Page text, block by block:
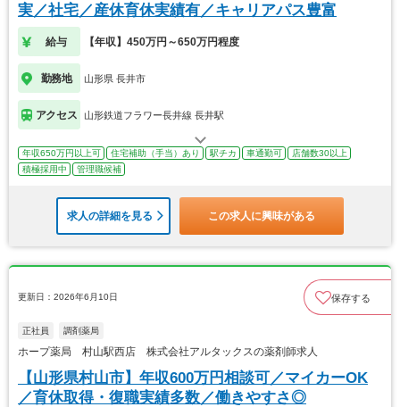
実／社宅／産休育休実績有／キャリアパス豊富
給与 【年収】450万円～650万円程度
勤務地 山形県 長井市
アクセス 山形鉄道フラワー長井線 長井駅
年収650万円以上可 住宅補助（手当）あり 駅チカ 車通勤可
店舗数30以上
積極採用中
管理職候補
求人の詳細を見る この求人に興味がある
更新日：2026年6月10日 保存する
正社員 調剤薬局
ホープ薬局 村山駅西店 株式会社アルタックスの薬剤師求人
【山形県村山市】年収600万円相談可／マイカーOK
／育休取得・復職実績多数／働きやすさ◎